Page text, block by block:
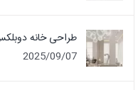
طراحی خانه
2025/09/07